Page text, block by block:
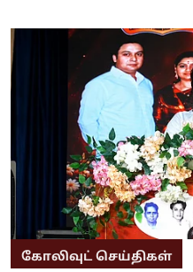
கோலிவுட் செய்திகள்